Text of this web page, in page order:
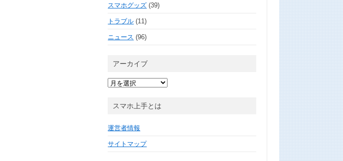
スマホグッズ (39)
トラブル (11)
ニュース (96)
アーカイブ
ア
ー
ブスマホ上手とは
運営者情報
サイトマップ